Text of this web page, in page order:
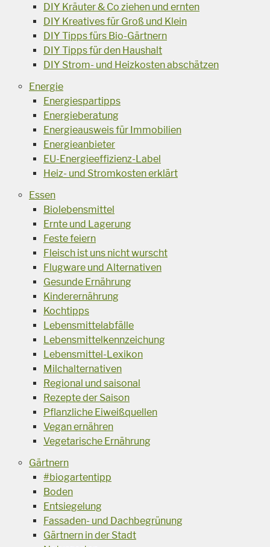
DIY Kräuter & Co ziehen und ernten
DIY Kreatives für Groß und Klein
DIY Tipps fürs Bio-Gärtnern
DIY Tipps für den Haushalt
DIY Strom- und Heizkosten abschätzen
Energie
Energiespartipps
Energieberatung
Energieausweis für Immobilien
Energieanbieter
EU-Energieeffizienz-Label
Heiz- und Stromkosten erklärt
Essen
Biolebensmittel
Ernte und Lagerung
Feste feiern
Fleisch ist uns nicht wurscht
Flugware und Alternativen
Gesunde Ernährung
Kinderernährung
Kochtipps
Lebensmittelabfälle
Lebensmittelkennzeichung
Lebensmittel-Lexikon
Milchalternativen
Regional und saisonal
Rezepte der Saison
Pflanzliche Eiweißquellen
Vegan ernähren
Vegetarische Ernährung
Gärtnern
#biogartentipp
Boden
Entsiegelung
Fassaden- und Dachbegrünung
Gärtnern in der Stadt